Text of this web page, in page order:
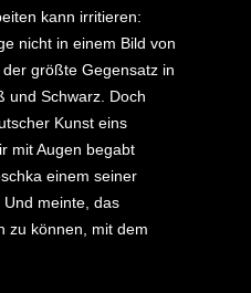
kann irritieren:
nicht in einem Bild von
größte Gegensatz in
und Schwarz. Doch
Kunst eins
mit Augen begabt
einem seiner
meinte, das
zu können, mit dem